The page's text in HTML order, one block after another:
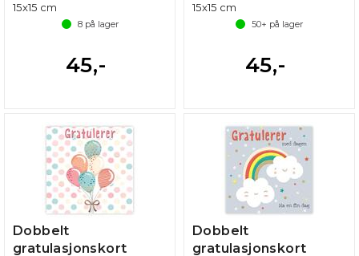
15x15 cm
8på lager
45,-
15x15 cm
50+ på lager
45,-
Dobbelt
gratulasjonskort
Dobbelt
gratulasjonskort